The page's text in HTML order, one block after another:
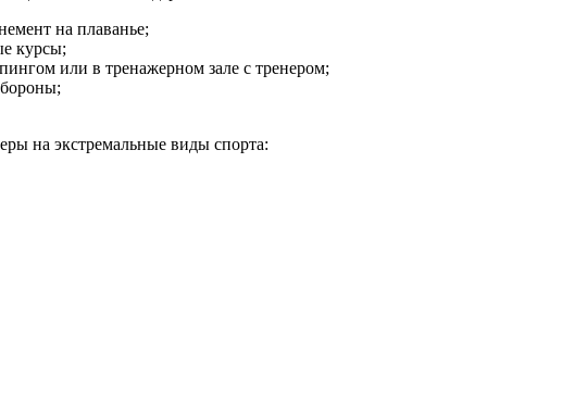
на плаванье;
курсы;
или в тренажерном зале с тренером;
на экстремальные виды спорта: